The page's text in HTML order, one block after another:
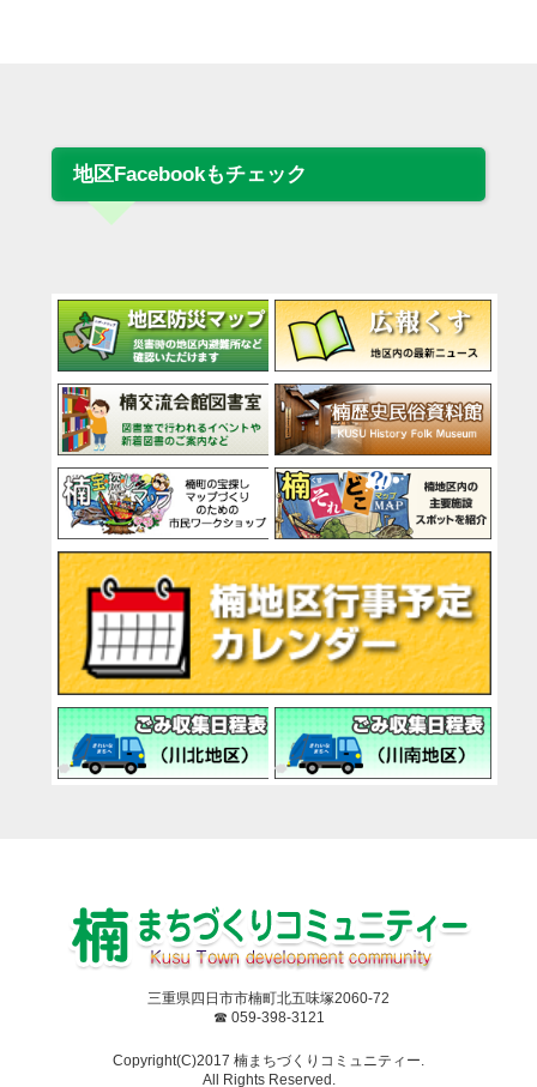
地区Facebookもチェック
三重県四日市市楠町北五味塚2060-72
☎ 059-398-3121
Copyright(C)2017 楠まちづくりコミュニティー.
All Rights Reserved.